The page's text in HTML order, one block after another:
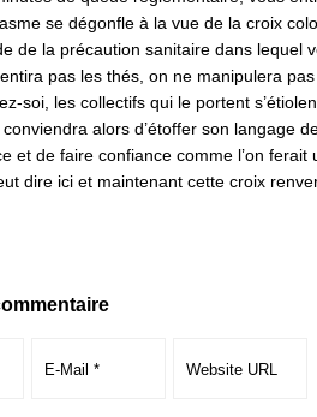
se dégonfle à la vue de la croix
de la précaution sanitaire dans lequel
pas les thés, on ne manipulera
soi, les collectifs qui le portent
conviendra alors d’étoffer son langage
et de faire confiance comme l’on ferait
dire ici et maintenant cette croix